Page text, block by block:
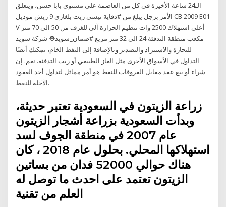
الـ24 ساعة الأخيرة في كل من العاصمة على مستوى بابا حسن، ويتعلق
الأمر برجل يبلغ من #دفاية تيسي زيت بلغاري 9 ريش موديل CB 2009 E01
V أعلى استهلاك 2500 وات تنظيم الحرارة آلي للغرف من 50 الى 70 متر
مكعب منطقة التدفئة 24 الى 32 متر مربع #ضمان_سويد⛑️ شركة سويد
للتجارة والاستيراد والتصدير وبالإضافة إلى النفط الخام، يمكنك أيضًا
التداول في الأسواق الأخرى مثل الغاز الطبيعي أو زيت التدفئة. نعم. إن
شراء أو بيع عقد مقابل الفروقات للنفط هو أمر مماثل لتداول أحد العقود
الآجلة للنفط.
زراعة الزيتون في السعودية تعتبر حديثة،
وبدأت السعودية بزراعة أشجار الزيتون
عام 2007 في منطقة الجوف لسد
استهلاكها المحلي. بحلول عام 2018 ، كان
هناك حوالي 52000 فدان من بساتين
الزيتون تعتمد على احدث ما توصل له
العلم من تقنية